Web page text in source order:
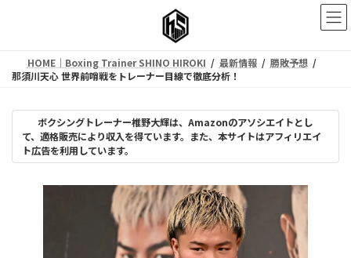
HOME｜Boxing Trainer SHINO HIROKI 最新情報
勝敗予想
那須川天心 世界前哨戦をトレーナー目線で徹底分析！
ボクシングトレーナー椎野大輝は、Amazonのアソシエイトとし
て、適格販売により収入を得ています。また、本サイトはアフィリエイ
ト広告を利用しています。